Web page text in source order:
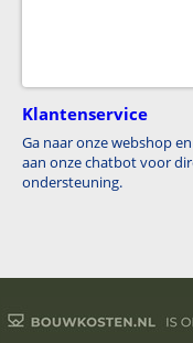
Klantenservice
Ga naar onze webshop
aan onze chatbot voor
ondersteuning.